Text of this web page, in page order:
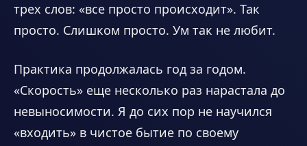
трех слов: «все просто происходит». Так
просто. Слишком просто. Ум так не любит.
Практика продолжалась год за годом.
«Скорость» еще несколько раз нарастала до
невыносимости. Я до сих пор не научился
«входить» в чистое бытие по своему